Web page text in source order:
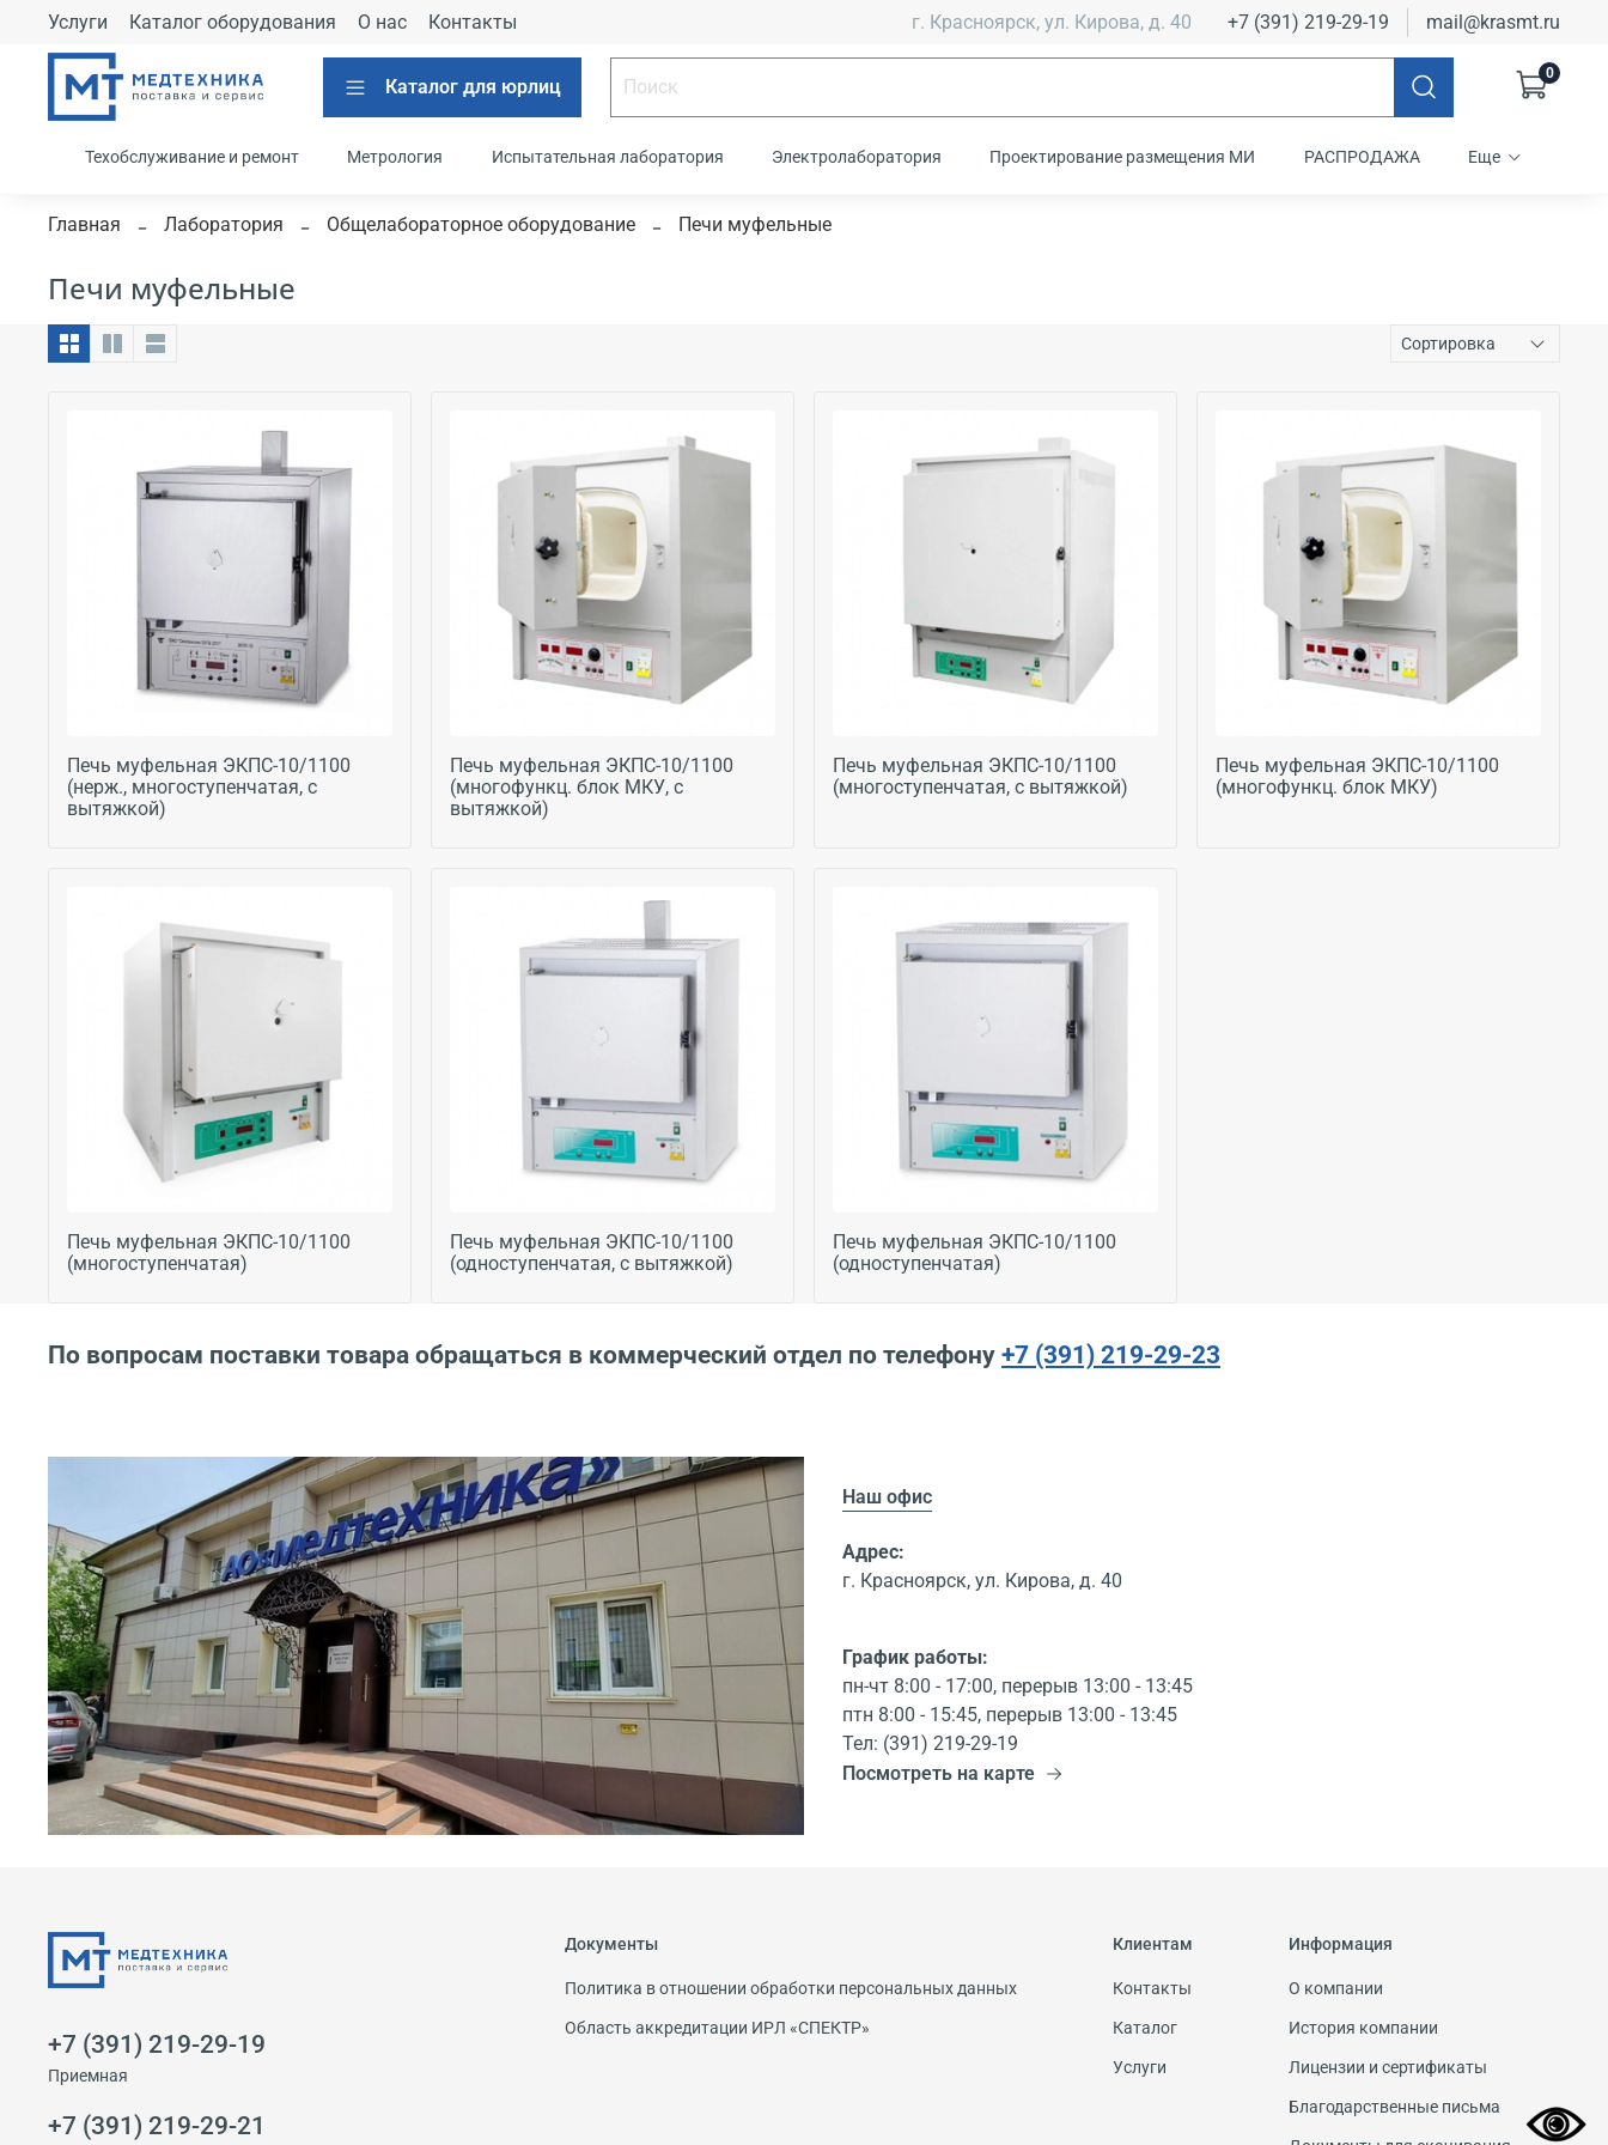
Услуги Каталог оборудования О нас Контакты г. Красноярск, ул. Кирова, д. 40 +7 (391) 219-29-19 mail@krasmt.ru
Каталог для юрлиц
0
Техобслуживание и ремонт Метрология Испытательная лаборатория Электролаборатория Проектирование размещения МИ РАСПРОДАЖА Еще
Главная Лаборатория Общелабораторное оборудование Печи муфельные
Печи муфельные
Печь муфельная ЭКПС-10/1100
(нерж., многоступенчатая, с
вытяжкой)
Печь муфельная ЭКПС-10/1100
(многофункц. блок МКУ, с
вытяжкой)
Печь муфельная ЭКПС-10/1100
(многоступенчатая, с вытяжкой)
Печь муфельная ЭКПС-10/1100
(многофункц. блок МКУ)
Печь муфельная ЭКПС-10/1100
(многоступенчатая)
Печь муфельная ЭКПС-10/1100
(одноступенчатая, с вытяжкой)
Печь муфельная ЭКПС-10/1100
(одноступенчатая)
По вопросам поставки товара обращаться в коммерческий отдел по телефону +7 (391) 219-29-23
Наш офис
Адрес:
г. Красноярск, ул. Кирова, д. 40
График работы:
пн-чт 8:00 - 17:00, перерыв 13:00 - 13:45
птн 8:00 - 15:45, перерыв 13:00 - 13:45
Тел: (391) 219-29-19
Посмотреть на карте
Документы
Политика в отношении обработки персональных данных
Область аккредитации ИРЛ «СПЕКТР»
Клиентам
Контакты
Каталог
Услуги
Информация
О компании
История компании
Лицензии и сертификаты
Благодарственные письма
+7 (391) 219-29-19
Приемная
+7 (391) 219-29-21